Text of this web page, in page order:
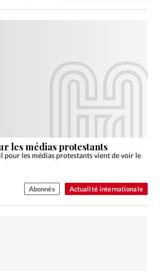
Actualité internationale
les médias protestants
pour les médias protestants vient de voir le
Abonnés